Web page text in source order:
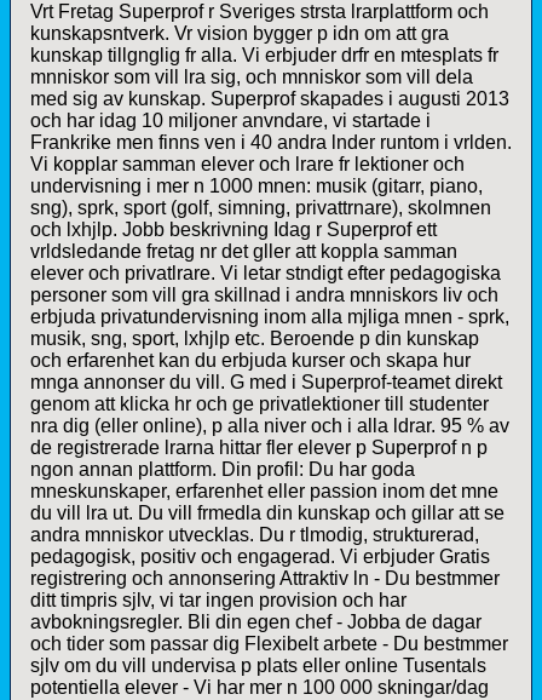
Vrt Fretag Superprof r Sveriges strsta lrarplattform och
kunskapsntverk. Vr vision bygger p idn om att gra
kunskap tillgnglig fr alla. Vi erbjuder drfr en mtesplats fr
mnniskor som vill lra sig, och mnniskor som vill dela
med sig av kunskap. Superprof skapades i augusti 2013
och har idag 10 miljoner anvndare, vi startade i
Frankrike men finns ven i 40 andra lnder runtom i vrlden.
Vi kopplar samman elever och lrare fr lektioner och
undervisning i mer n 1000 mnen: musik (gitarr, piano,
sng), sprk, sport (golf, simning, privattrnare), skolmnen
och lxhjlp. Jobb beskrivning Idag r Superprof ett
vrldsledande fretag nr det gller att koppla samman
elever och privatlrare. Vi letar stndigt efter pedagogiska
personer som vill gra skillnad i andra mnniskors liv och
erbjuda privatundervisning inom alla mjliga mnen - sprk,
musik, sng, sport, lxhjlp etc. Beroende p din kunskap
och erfarenhet kan du erbjuda kurser och skapa hur
mnga annonser du vill. G med i Superprof-teamet direkt
genom att klicka hr och ge privatlektioner till studenter
nra dig (eller online), p alla niver och i alla ldrar. 95 % av
de registrerade lrarna hittar fler elever p Superprof n p
ngon annan plattform. Din profil: Du har goda
mneskunskaper, erfarenhet eller passion inom det mne
du vill lra ut. Du vill frmedla din kunskap och gillar att se
andra mnniskor utvecklas. Du r tlmodig, strukturerad,
pedagogisk, positiv och engagerad. Vi erbjuder Gratis
registrering och annonsering Attraktiv ln - Du bestmmer
ditt timpris sjlv, vi tar ingen provision och har
avbokningsregler. Bli din egen chef - Jobba de dagar
och tider som passar dig Flexibelt arbete - Du bestmmer
sjlv om du vill undervisa p plats eller online Tusentals
potentiella elever - Vi har mer n 100 000 skningar/dag